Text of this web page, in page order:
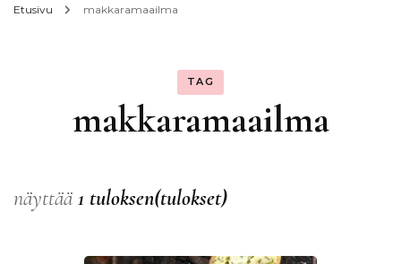
Etusivu makkaramaailma
TAG
makkaramaailma
näyttää 1 tuloksen(tulokset)